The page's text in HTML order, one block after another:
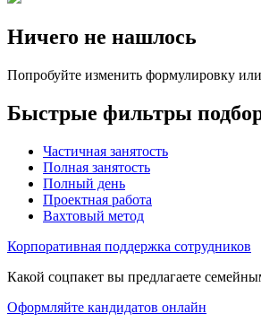
Ничего не нашлось
Попробуйте изменить формулировку
Быстрые фильтры
Частичная занятость
Полная занятость
Полный день
Проектная работа
Вахтовый метод
Корпоративная поддержка сотрудников
Какой соцпакет вы предлагаете
Оформляйте кандидатов онлайн